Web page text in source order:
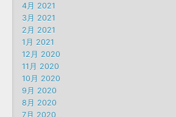
4月 2021
3月 2021
2月 2021
1月 2021
12月 2020
11月 2020
10月 2020
9月 2020
8月 2020
7月 2020